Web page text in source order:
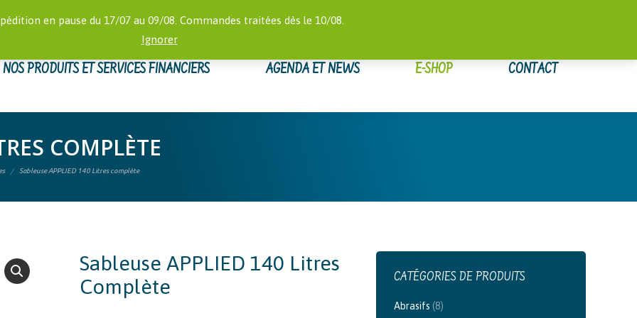
en pause du 17/07 au 09/08. Commandes traitées dès le 10/08.
Ignorer
:
NOS PRODUITS ET SERVICES FINANCIERS AGENDA ET NEWS E-SHOP CONTACT
COMPLÈTE
Sableuse APPLIED 140 Litres complète
Sableuse APPLIED 140 Litres
Complète
CATÉGORIES DE PRODUITS
Abrasifs (8)